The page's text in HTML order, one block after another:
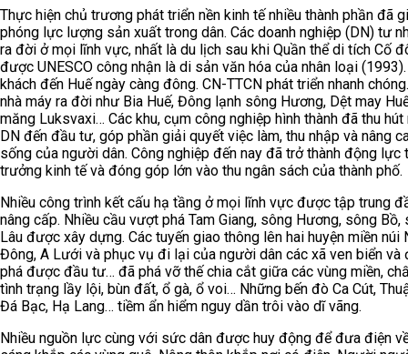
Thực hiện chủ trương phát triển nền kinh tế nhiều thành phần đã
phóng lực lượng sản xuất trong dân. Các doanh nghiệp (DN) tư
ra đời ở mọi lĩnh vực, nhất là du lịch sau khi Quần thể di tích Cố
được UNESCO công nhận là di sản văn hóa của nhân loại
khách đến Huế ngày càng đông. CN-TTCN phát triển nhanh
nhà máy ra đời như Bia Huế, Đông lạnh sông Hương, Dệt may
măng Luksvaxi… Các khu, cụm công nghiệp hình thành đã thu hút
DN đến đầu tư, góp phần giải quyết việc làm, thu nhập và nâng
sống của người dân. Công nghiệp đến nay đã trở thành động lực
trưởng kinh tế và đóng góp lớn vào thu ngân sách của thành phố.
Nhiều công trình kết cấu hạ tầng ở mọi lĩnh vực được tập trung
nâng cấp. Nhiều cầu vượt phá Tam Giang, sông Hương, sông Bồ,
Lâu được xây dựng. Các tuyến giao thông lên hai huyện miền núi
Đông, A Lưới và phục vụ đi lại của người dân các xã ven biển và
phá được đầu tư… đã phá vỡ thế chia cắt giữa các vùng miền,
tình trạng lầy lội, bùn đất, ổ gà, ổ voi… Những bến đò Ca Cút,
Đá Bạc, Hạ Lang… tiềm ẩn hiểm nguy dần trôi vào dĩ vãng.
Nhiều nguồn lực cùng với sức dân được huy động để đưa điện